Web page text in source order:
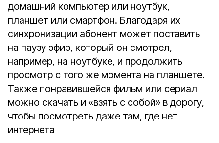
домашний компьютер или ноутбук,
планшет или смартфон. Благодаря их
синхронизации абонент может поставить
на паузу эфир, который он смотрел,
например, на ноутбуке, и продолжить
просмотр с того же момента на планшете.
Также понравившейся фильм или сериал
можно скачать и «взять с собой» в дорогу,
чтобы посмотреть даже там, где нет
интернета